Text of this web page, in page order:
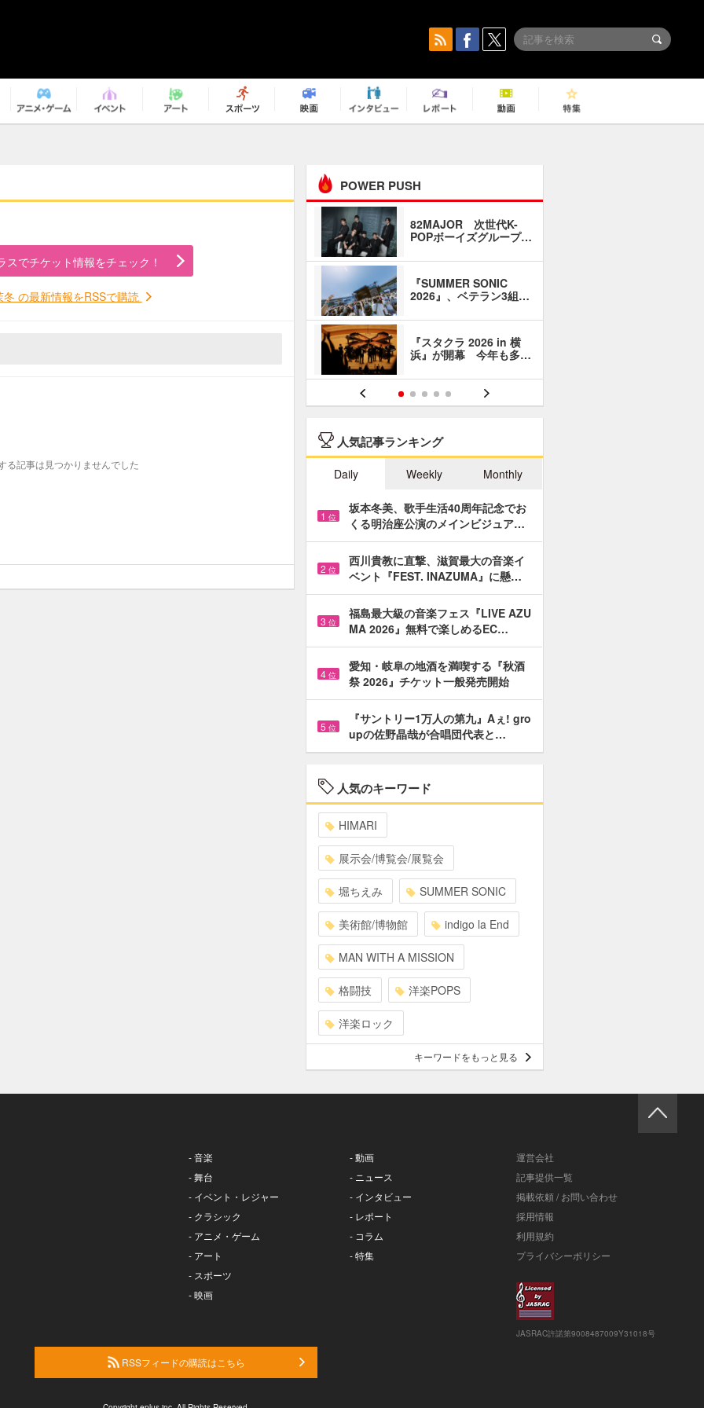
スでチケット情報をチェック！
冬 の最新情報をRSSで購読
る記事は見つかりませんでした
POWER PUSH
82MAJOR 次世代K-
POPボーイズグループ…
『SUMMER SONIC
2026』、ベテラン3組…
『スタクラ 2026 in 横
浜』が開幕 今年も多…
人気記事ランキング
Daily Weekly Monthly
1 位
坂本冬美、歌手生活40周年記念でお
くる明治座公演のメインビジュア…
2 位
西川貴教に直撃、滋賀最大の音楽イ
ベント『FEST. INAZUMA』に懸…
3 位
福島最大級の音楽フェス『LIVE AZU
MA 2026』無料で楽しめるEC…
4 位
愛知・岐阜の地酒を満喫する『秋酒
祭 2026』チケット一般発売開始
5 位
『サントリー1万人の第九』Aぇ! gro
upの佐野晶哉が合唱団代表と…
人気のキーワード
HIMARI
展示会/博覧会/展覧会
堀ちえみ SUMMER SONIC
美術館/博物館 indigo la End
MAN WITH A MISSION
格闘技 洋楽POPS
洋楽ロック
キーワードをもっと見る
- 音楽
- 舞台
- イベント・レジャー
- クラシック
- アニメ・ゲーム
- アート
- スポーツ
- 映画
- 動画
- ニュース
- インタビュー
- レポート
- コラム
- 特集
運営会社
記事提供一覧
掲載依頼 / お問い合わせ
採用情報
利用規約
プライバシーポリシー
JASRAC許諾第9008487009Y31018号
RSSフィードの購読はこちら